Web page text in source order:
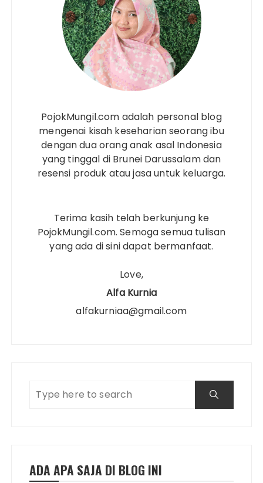
PojokMungil.com adalah personal blog
mengenai kisah keseharian seorang ibu
dengan dua orang anak asal Indonesia
yang tinggal di Brunei Darussalam dan
resensi produk atau jasa untuk keluarga.
Terima kasih telah berkunjung ke
PojokMungil.com. Semoga semua tulisan
yang ada di sini dapat bermanfaat.
Love,
Alfa Kurnia
alfakurniaa@gmail.com
ADA APA SAJA DI BLOG INI